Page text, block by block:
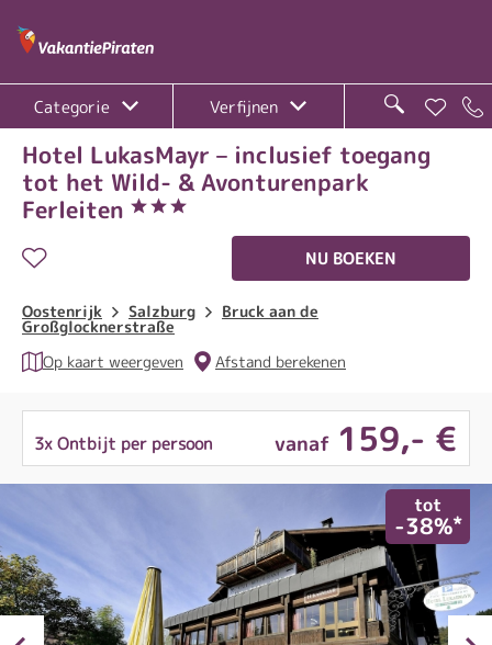
Categorie Verfijnen
Hotel LukasMayr – inclusief toegang
tot het Wild- & Avonturenpark
Ferleiten
NU BOEKEN
Oostenrijk Salzburg Bruck aan de
Großglocknerstraße
Op kaart weergeven Afstand berekenen
3x Ontbijt per persoon vanaf 159,- €
tot
-38%*